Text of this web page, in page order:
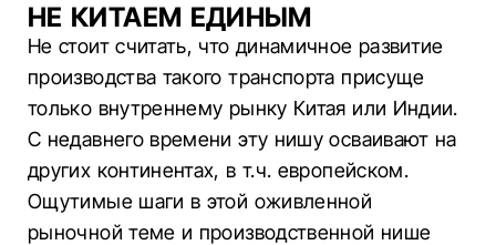
НЕ КИТАЕМ ЕДИНЫМ
Не стоит считать, что динамичное развитие
производства такого транспорта присуще
только внутреннему рынку Китая или Индии.
С недавнего времени эту нишу осваивают на
других континентах, в т.ч. европейском.
Ощутимые шаги в этой оживленной
рыночной теме и производственной нише